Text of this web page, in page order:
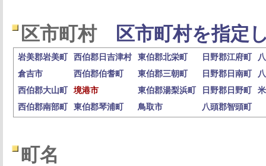
区市町村 区市町村を指定
岩美郡岩美町 西伯郡日吉津村 東伯郡北栄町 日野郡江府町
倉吉市
西伯郡伯耆町 東伯郡三朝町 日野郡日南町
西伯郡大山町
境港市 東伯郡湯梨浜町 日野郡日野町
西伯郡南部町
東伯郡琴浦町 鳥取市 八頭郡智頭町
町名